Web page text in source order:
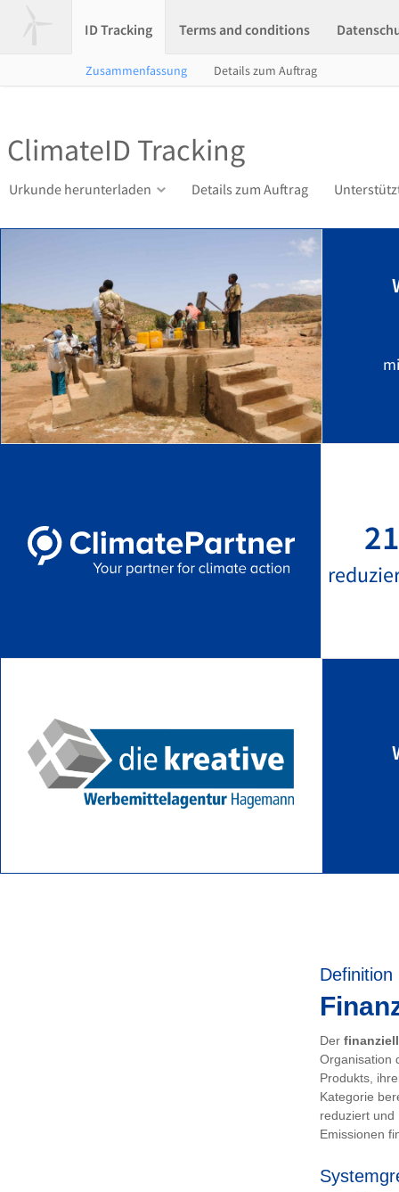
ID Tracking Terms and conditions
Zusammenfassung Details zum Auftrag
ClimateID Tracking
Urkunde herunterladen Details zum Auftrag
Definition
Der
Organisation
Produkts,
Kategorie
reduziert und
Emissionen